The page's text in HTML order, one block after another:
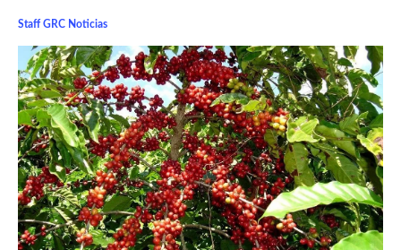
Staff GRC Noticias